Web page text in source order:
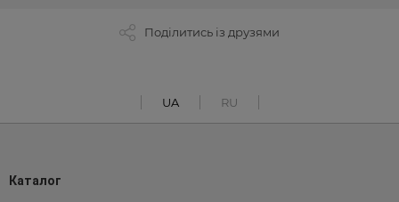
Поділитись із друзями
UA RU
Каталог